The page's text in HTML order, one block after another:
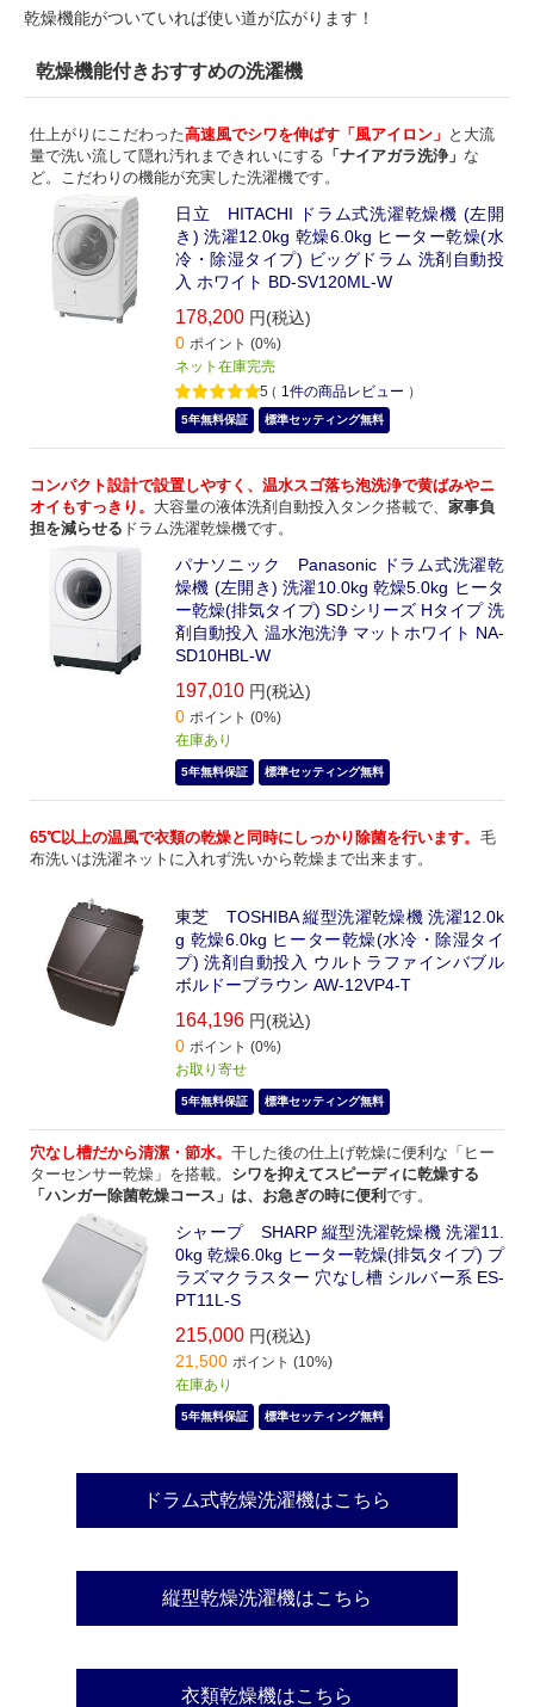
乾燥機能がついていれば使い道が広がります！
乾燥機能付きおすすめの洗濯機
仕上がりにこだわった高速風でシワを伸ばす「風アイロン」 と大流
量で洗い流して隠れ汚れまできれいにする 「ナイアガラ洗浄」 な
ど。こだわりの機能が充実した洗濯機です。
日立 HITACHI ドラム式洗濯乾燥機 (左開
き) 洗濯12.0kg 乾燥6.0kg ヒーター乾燥(水
冷・除湿タイプ) ビッグドラム 洗剤自動投
入 ホワイト BD-SV120ML-W
178,200 円(税込)
0 ポイント (0%)
ネット在庫完売
5（ 1件の商品レビュー ）
5年無料保証 標準セッティング無料
コンパクト設計で設置しやすく、温水スゴ落ち泡洗浄で黄ばみやニ
オイもすっきり。 大容量の液体洗剤自動投入タンク搭載で、 家事負
担を減らせる ドラム洗濯乾燥機です。
パナソニック Panasonic ドラム式洗濯乾
燥機 (左開き) 洗濯10.0kg 乾燥5.0kg ヒータ
ー乾燥(排気タイプ) SDシリーズ Hタイプ 洗
剤自動投入 温水泡洗浄 マットホワイト NA-
SD10HBL-W
197,010 円(税込)
0 ポイント (0%)
在庫あり
5年無料保証 標準セッティング無料
65℃以上の温風で衣類の乾燥と同時にしっかり除菌を行います。 毛
布洗いは洗濯ネットに入れず洗いから乾燥まで出来ます。
東芝 TOSHIBA 縦型洗濯乾燥機 洗濯12.0k
g 乾燥6.0kg ヒーター乾燥(水冷・除湿タイ
プ) 洗剤自動投入 ウルトラファインバブル
ボルドーブラウン AW-12VP4-T
164,196 円(税込)
0 ポイント (0%)
お取り寄せ
5年無料保証 標準セッティング無料
穴なし槽だから清潔・節水。 干した後の仕上げ乾燥に便利な「ヒー
ターセンサー乾燥」を搭載。 シワを抑えてスピーディに乾燥する
「ハンガー除菌乾燥コース」は、お急ぎの時に便利 です。
シャープ SHARP 縦型洗濯乾燥機 洗濯11.
0kg 乾燥6.0kg ヒーター乾燥(排気タイプ) プ
ラズマクラスター 穴なし槽 シルバー系 ES-
PT11L-S
215,000 円(税込)
21,500 ポイント (10%)
在庫あり
5年無料保証 標準セッティング無料
ドラム式乾燥洗濯機はこちら
縦型乾燥洗濯機はこちら
衣類乾燥機はこちら